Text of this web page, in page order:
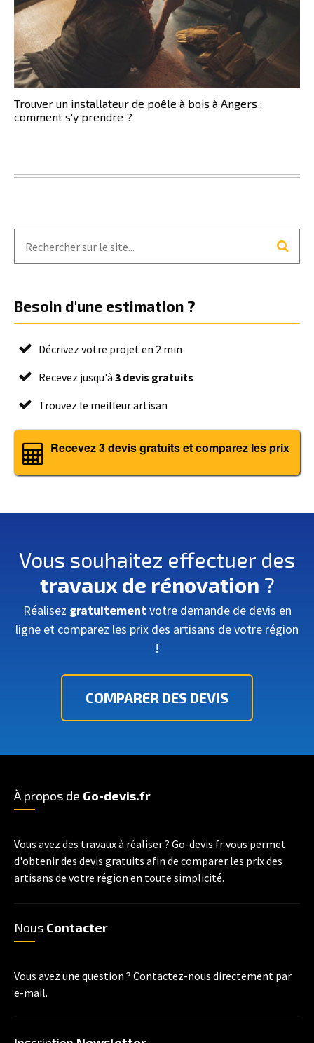
Trouver un installateur de poêle à bois à Angers :
comment s'y prendre ?
Besoin d'une estimation ?
Décrivez votre projet en 2 min
Recevez jusqu'à 3 devis gratuits
Trouvez le meilleur artisan
Recevez 3 devis gratuits et comparez les prix
Vous souhaitez effectuer des
travaux de rénovation ?
Réalisez gratuitementvotre demande de devis en
ligne et comparez les prix des artisans de votre région
!
COMPARER DES DEVIS
À propos de Go-devis.fr
Vous avez des travaux à réaliser ? Go-devis.fr vous permet
d'obtenir des devis gratuits afin de comparer les prix des
artisans de votre région en toute simplicité.
Nous Contacter
Vous avez une question ? Contactez-nous directement par
e-mail.